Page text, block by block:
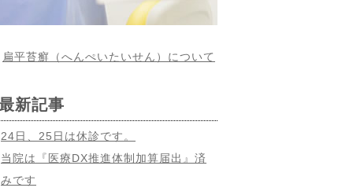
扁平苔癬（へんぺいたいせん）について
新記事
24日、25日は休診です。
当院は『医療DX推進体制加算届出』済
みです